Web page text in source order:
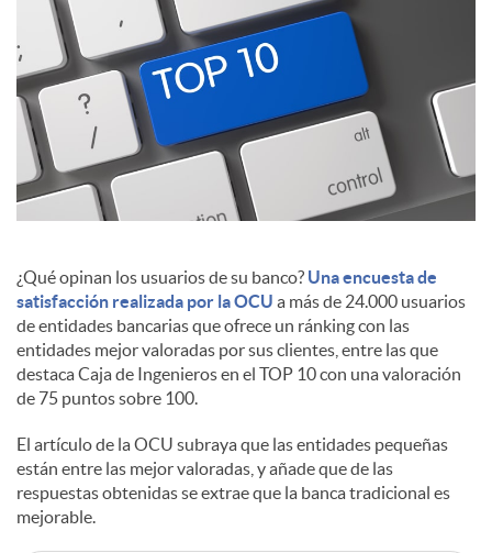
d
e
c
o
n
t
e
¿Qué opinan los usuarios de su banco? Una encuesta de
satisfacción realizada por la OCU a más de 24.000 usuarios
de entidades bancarias que ofrece un ránking con las
entidades mejor valoradas por sus clientes, entre las que
destaca Caja de Ingenieros en el TOP 10 con una valoración
de 75 puntos sobre 100.
El artículo de la OCU subraya que las entidades pequeñas
están entre las mejor valoradas, y añade que de las
respuestas obtenidas se extrae que la banca tradicional es
mejorable.